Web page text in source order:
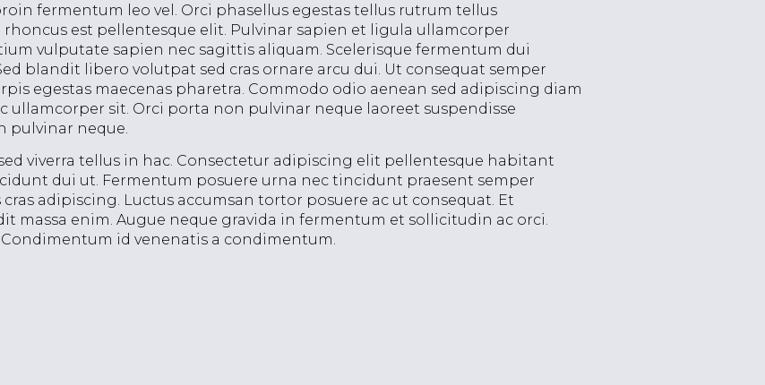
fermentum leo vel. Orci phasellus egestas tellus rutrum tellus
est pellentesque elit. Pulvinar sapien et ligula ullamcorper
vulputate sapien nec sagittis aliquam. Scelerisque fermentum dui
blandit libero volutpat sed cras ornare arcu dui. Ut consequat semper
egestas maecenas pharetra. Commodo odio aenean sed adipiscing diam
sit. Orci porta non pulvinar neque laoreet suspendisse
pulvinar neque.
viverra tellus in hac. Consectetur adipiscing elit pellentesque habitant
dui ut. Fermentum posuere urna nec tincidunt praesent semper
adipiscing. Luctus accumsan tortor posuere ac ut consequat. Et
massa enim. Augue neque gravida in fermentum et sollicitudin ac orci.
id venenatis a condimentum.